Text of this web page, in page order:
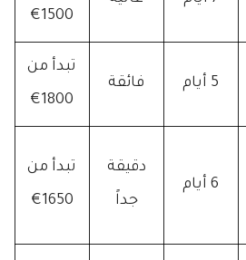
1500€
5 أيام فائقة
تبدأ من
1800€
6 أيام
دقيقة
جداً
تبدأ من
1650€